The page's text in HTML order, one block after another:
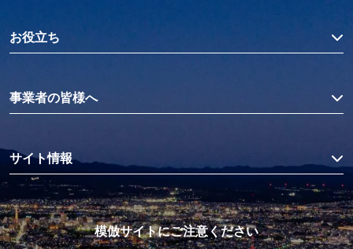
お役立ち
事業者の皆様へ
サイト情報
模倣サイトにご注意ください